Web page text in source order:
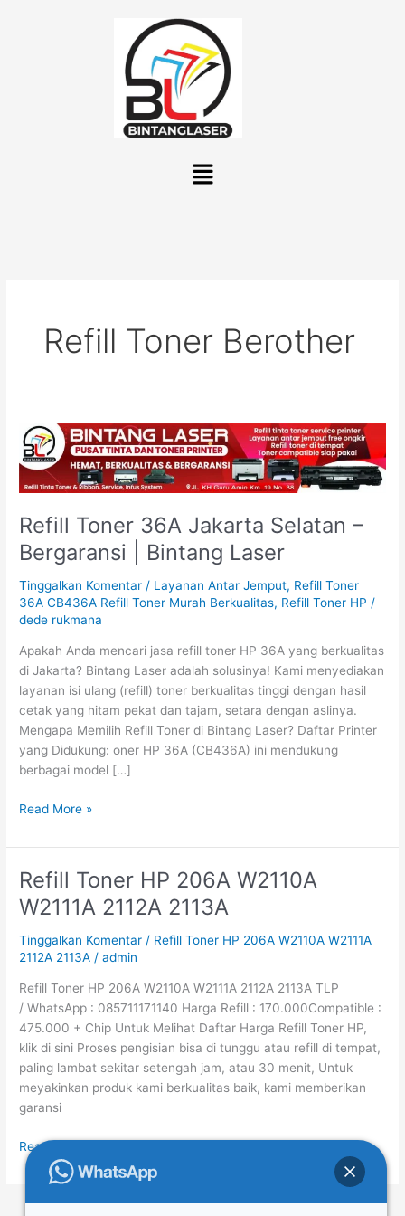
Menu
Refill Toner Berother
Refill Toner 36A Jakarta Selatan –
Bergaransi | Bintang Laser
Tinggalkan Komentar / Layanan Antar Jemput, Refill Toner
36A CB436A Refill Toner Murah Berkualitas, Refill Toner HP /
dede rukmana
Apakah Anda mencari jasa refill toner HP 36A yang berkualitas
di Jakarta? Bintang Laser adalah solusinya! Kami menyediakan
layanan isi ulang (refill) toner berkualitas tinggi dengan hasil
cetak yang hitam pekat dan tajam, setara dengan aslinya.
Mengapa Memilih Refill Toner di Bintang Laser? Daftar Printer
yang Didukung: oner HP 36A (CB436A) ini mendukung
berbagai model […]
Refill
Toner
36A
Jakarta
–
Bergaransi
Bintang
Laser
Read More »
Refill Toner HP 206A W2110A
W2111A 2112A 2113A
Tinggalkan Komentar / Refill Toner HP 206A W2110A W2111A
2112A 2113A /admin
Refill Toner HP 206A W2110A W2111A 2112A 2113A TLP
/ WhatsApp : 085711171140 Harga Refill : 170.000Compatible :
475.000 + Chip Untuk Melihat Daftar Harga Refill Toner HP,
klik di sini Proses pengisian bisa di tunggu atau refill di tempat,
paling lambat sekitar setengah jam, atau 30 menit, Untuk
meyakinkan produk kami berkualitas baik, kami memberikan
garansi
Refill
Toner
HP
206A
W2110A
2112A
2113A
Read More »